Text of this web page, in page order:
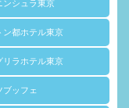
ンシュラ東京
ン都ホテル東京
リラホテル東京
ブッフェ